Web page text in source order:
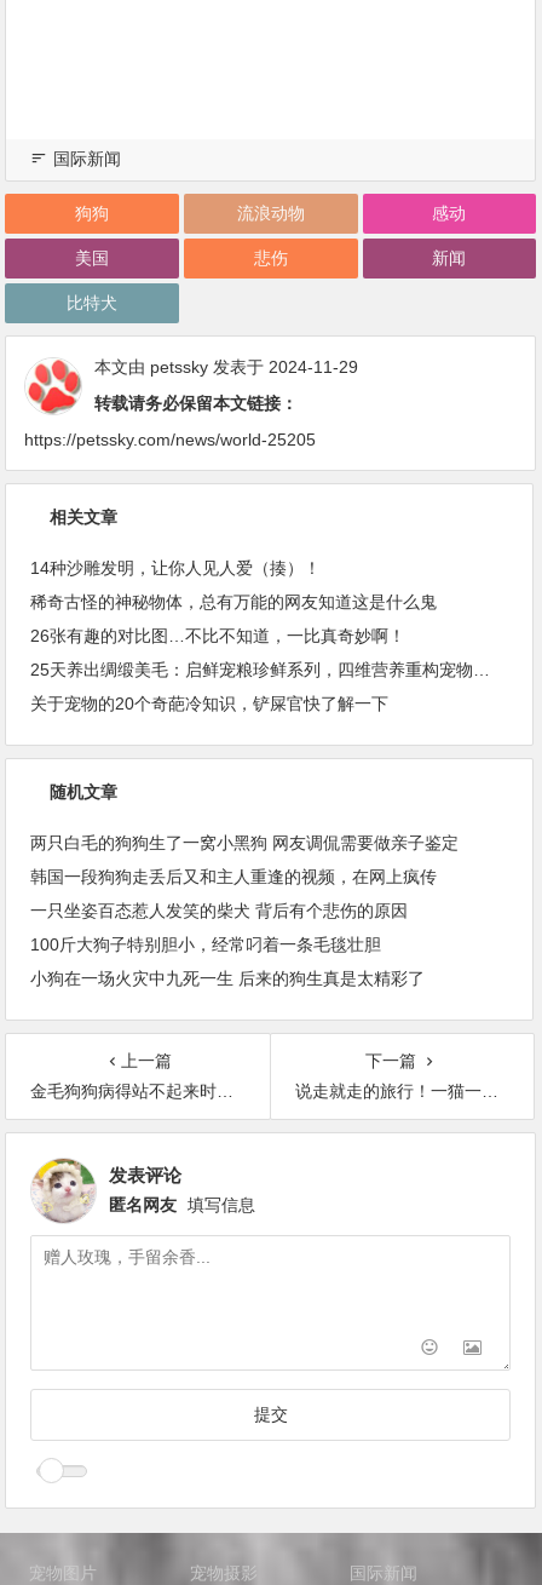
国际新闻
狗狗 流浪动物 感动
美国 悲伤 新闻
比特犬
本文由 petssky 发表于 2024-11-29
转载请务必保留本文链接：
https://petssky.com/news/world-25205
相关文章
14种沙雕发明，让你人见人爱（揍）！
稀奇古怪的神秘物体，总有万能的网友知道这是什么鬼
26张有趣的对比图…不比不知道，一比真奇妙啊！
关于宠物的20个奇葩冷知识，铲屎官快了解一下
随机文章
两只白毛的狗狗生了一窝小黑狗 网友调侃需要做亲子鉴定
韩国一段狗狗走丢后又和主人重逢的视频，在网上疯传
一只坐姿百态惹人发笑的柴犬 背后有个悲伤的原因
100斤大狗子特别胆小，经常叼着一条毛毯壮胆
小狗在一场火灾中九死一生 后来的狗生真是太精彩了
上一篇
金毛狗狗病得站不起来时，主人想了个方法，拉小车带它散步
下一篇
说走就走的旅行！一猫一狗跟随主人徒步超过1400公里
发表评论
匿名网友 填写信息
宠物图片 宠物摄影 国际新闻